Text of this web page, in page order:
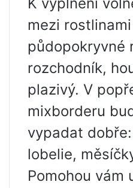
mezi
půdopokryvné
rozchodník,
plazivý. V
mixborderu
vypadat
lobelie,
Pomohou vám